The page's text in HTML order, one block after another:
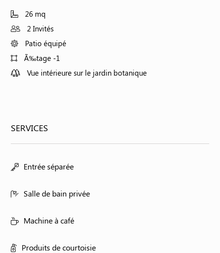
26 mq
2 Invités
Patio équipé
Ã‰tage -1
Vue intérieure sur le jardin botanique
SERVICES
Entrée séparée
Salle de bain privée
Machine à café
Produits de courtoisie